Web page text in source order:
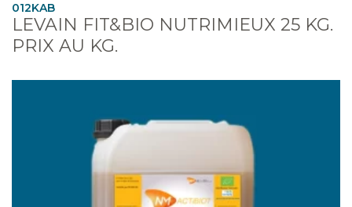
012KAB
LEVAIN FIT&BIO NUTRIMIEUX 25 KG.
PRIX AU KG.